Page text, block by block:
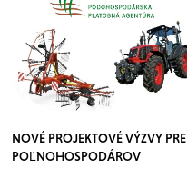
NOVÉ PROJEKTOVÉ VÝZVY PRE
POĽNOHOSPODÁROV